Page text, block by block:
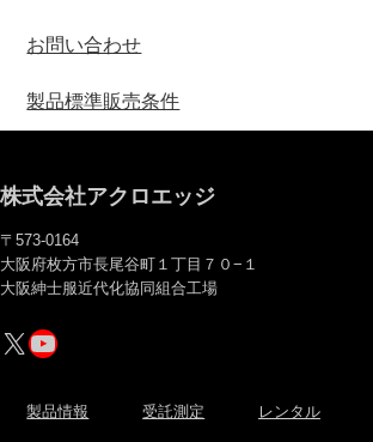
お問い合わせ
製品標準販売条件
株式会社アクロエッジ
〒573-0164
大阪府枚方市長尾谷町１丁目７０−１
大阪紳士服近代化協同組合工場
X YouTube
製品情報 受託測定 レンタル